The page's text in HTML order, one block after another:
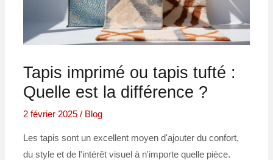
Tapis imprimé ou tapis tufté :
Quelle est la différence ?
2 février 2025 / Blog
Les tapis sont un excellent moyen d'ajouter du confort,
du style et de l'intérêt visuel à n'importe quelle pièce.